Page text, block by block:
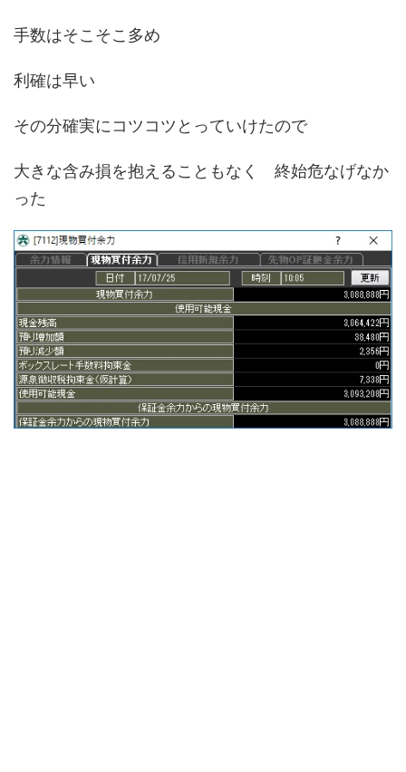
手数はそこそこ多め
利確は早い
その分確実にコツコツとっていけたので
大きな含み損を抱えることもなく 終始危なげなか
った